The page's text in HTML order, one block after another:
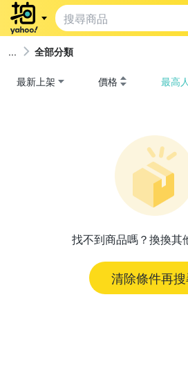
全部分類
最新上架 價格 最高
找不到商品嗎？換換其
清除條件再